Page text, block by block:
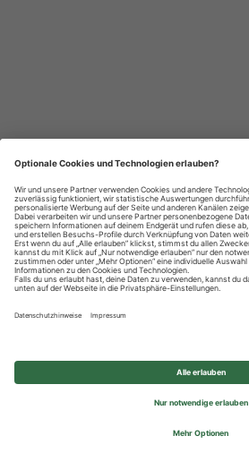
Impressum
Privatsphäre-
© 2026 REWE Group - All